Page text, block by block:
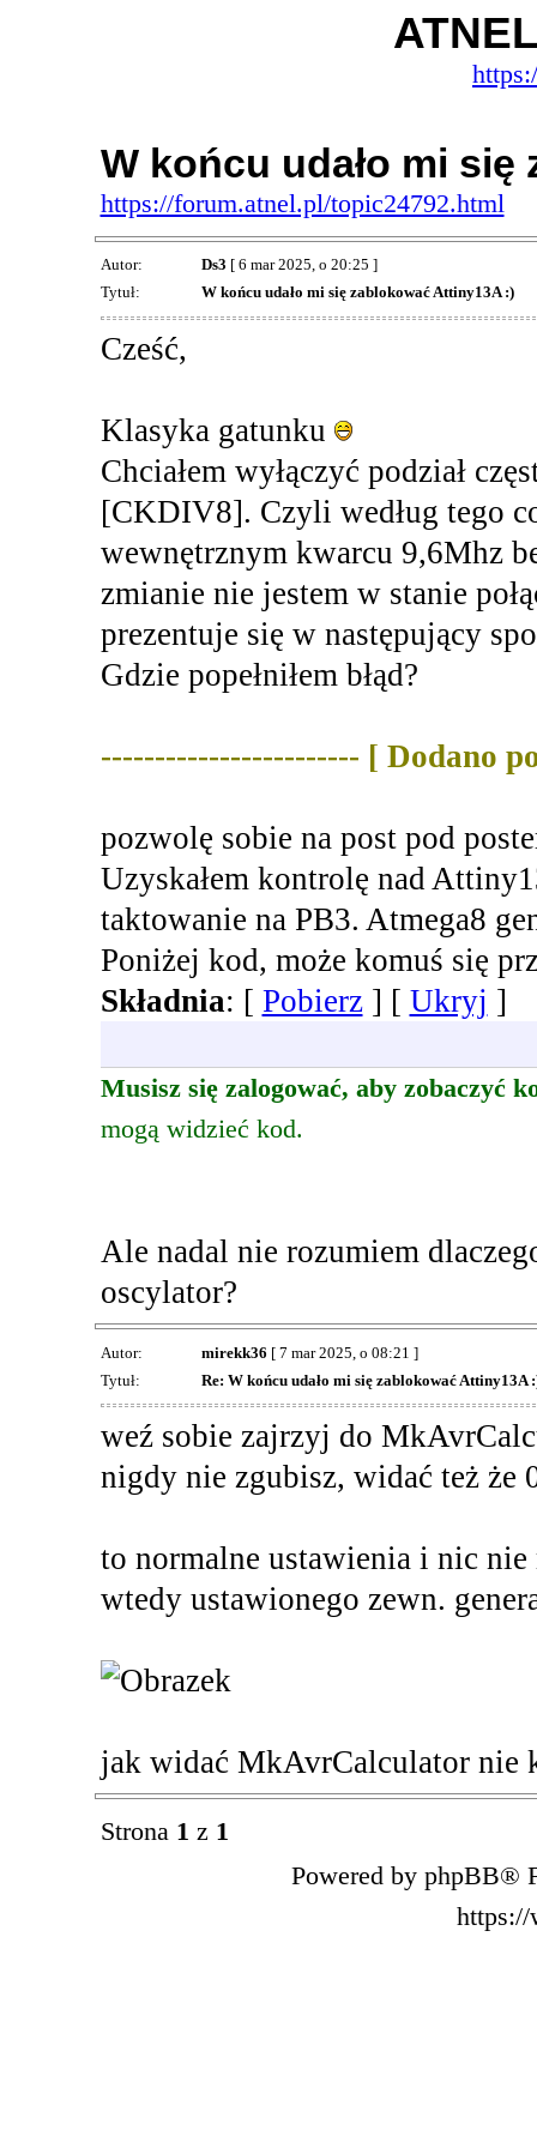
W końcu udało mi
https://forum.atnel.pl/topic24792.html
Autor: Ds3 [ 6 mar 2025, o 20:25 ]
Tytuł:
W końcu udało mi się zablokować Attiny13A :)
Cześć,
Klasyka gatunku
Chciałem wyłączyć podział
[CKDIV8]. Czyli według tego
wewnętrznym kwarcu 9,6Mhz
zmianie nie jestem w stanie
prezentuje się w następujący
Gdzie popełniłem błąd?
------------------------ [ Dodano
pozwolę sobie na post pod
Uzyskałem kontrolę nad
taktowanie na PB3. Atmega8
Poniżej kod, może komuś się
Składnia: [ Pobierz] [ Ukryj ]
Musisz się zalogować, aby zobaczyć
mogą widzieć kod.
Ale nadal nie rozumiem
oscylator?
Autor: mirekk36 [ 7 mar 2025, o 08:21 ]
Tytuł:
Re: W końcu udało mi się zablokować Attiny13A
weź sobie zajrzyj do
nigdy nie zgubisz, widać też że
to normalne ustawienia i nic nie
wtedy ustawionego zewn.
jak widać MkAvrCalculator nie
Strona 1 z 1
Powered by phpBB®
https://